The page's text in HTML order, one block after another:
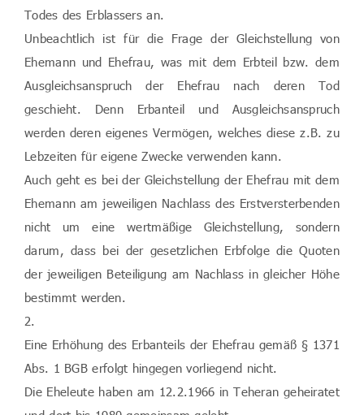
Todes des Erblassers an.
Unbeachtlich ist für die Frage der Gleichstellung von
Ehemann und Ehefrau, was mit dem Erbteil bzw. dem
Ausgleichsanspruch der Ehefrau nach deren Tod
geschieht. Denn Erbanteil und Ausgleichsanspruch
werden deren eigenes Vermögen, welches diese z.B. zu
Lebzeiten für eigene Zwecke verwenden kann.
Auch geht es bei der Gleichstellung der Ehefrau mit dem
Ehemann am jeweiligen Nachlass des Erstversterbenden
nicht um eine wertmäßige Gleichstellung, sondern
darum, dass bei der gesetzlichen Erbfolge die Quoten
der jeweiligen Beteiligung am Nachlass in gleicher Höhe
bestimmt werden.
2.
Eine Erhöhung des Erbanteils der Ehefrau gemäß § 1371
Abs. 1 BGB erfolgt hingegen vorliegend nicht.
Die Eheleute haben am 12.2.1966 in Teheran geheiratet